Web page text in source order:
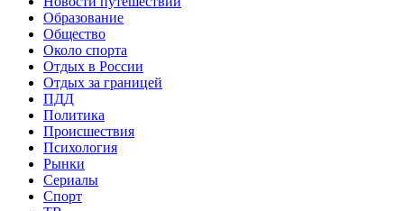
Образование
Общество
Около спорта
Отдых в России
Отдых за границей
ПДД
Политика
Происшествия
Психология
Рынки
Сериалы
Спорт